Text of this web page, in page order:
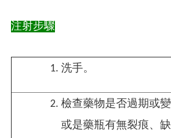
注射步驟
洗手。
檢查藥物是否過期或變
或是藥瓶有無裂痕、缺